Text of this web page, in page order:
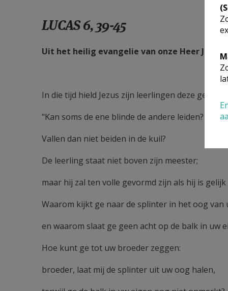
LUCAS 6, 39-45
Uit het heilig evangelie van onze Heer Jezus
In die tijd hield Jezus zijn leerlingen deze
"Kan soms de ene blinde de andere leiden?
Vallen dan niet beiden in de kuil?
De leerling staat niet boven zijn meester;
maar hij zal ten volle gevormd zijn als hij is
Waarom kijkt ge naar de splinter in het oog van
en waarom slaat ge geen acht op de balk in uw
Hoe kunt ge tot uw broeder zeggen:
broeder, laat mij de splinter uit uw oog halen,